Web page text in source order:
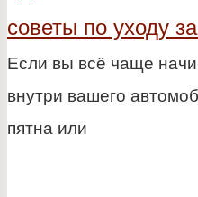
советы по уходу
Если вы всё чаще
внутри вашего
пятна или